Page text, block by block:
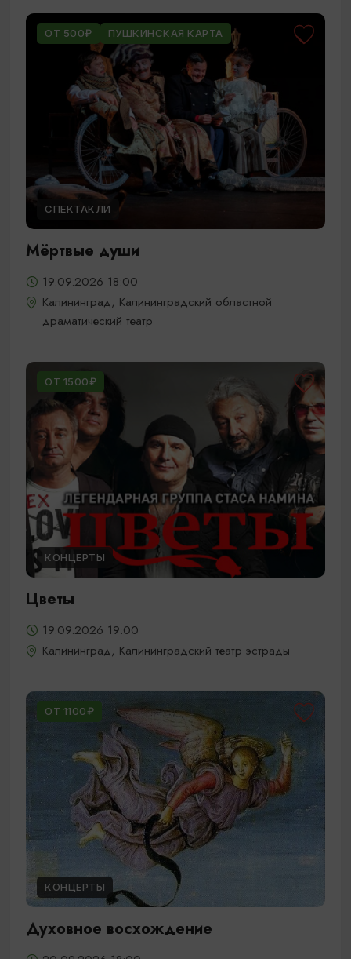
ОТ 500₽ ПУШКИНСКАЯ КАРТА
СПЕКТАКЛИ
Мёртвые души
19.09.2026 18:00
Калининград, Калининградский областной
драматический театр
ОТ 1500₽
КОНЦЕРТЫ
Цветы
19.09.2026 19:00
Калининград, Калининградский театр эстрады
ОТ 1100₽
КОНЦЕРТЫ
Духовное восхождение